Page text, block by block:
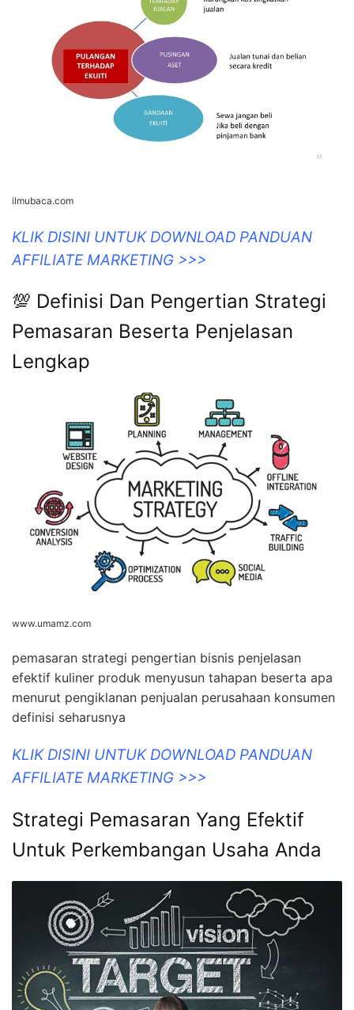
ilmubaca.com
KLIK DISINI UNTUK DOWNLOAD PANDUAN
AFFILIATE MARKETING >>>
💯 Definisi Dan Pengertian Strategi
Pemasaran Beserta Penjelasan
Lengkap
www.umamz.com
pemasaran strategi pengertian bisnis penjelasan
efektif kuliner produk menyusun tahapan beserta apa
menurut pengiklanan penjualan perusahaan konsumen
definisi seharusnya
KLIK DISINI UNTUK DOWNLOAD PANDUAN
AFFILIATE MARKETING >>>
Strategi Pemasaran Yang Efektif
Untuk Perkembangan Usaha Anda